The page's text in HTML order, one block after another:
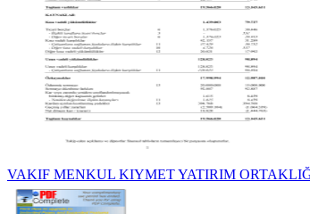
VAKIF MENKUL KIYMET YATIRIM ORTAKLIĞI